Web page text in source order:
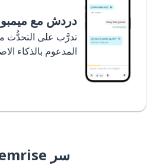
دردش مع
تدرَّب على التحدُّث
المدعوم بالذكاء
سر Memrise